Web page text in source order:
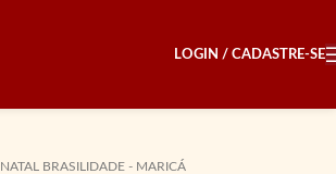
LOGIN / CADASTRE-SE
NATAL BRASILIDADE - MARICÁ